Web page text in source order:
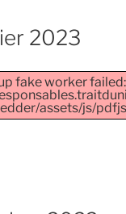
2023
fake worker
assets/js/